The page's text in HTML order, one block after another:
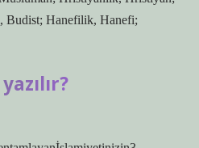
Budist; Hanefilik, Hanefi;